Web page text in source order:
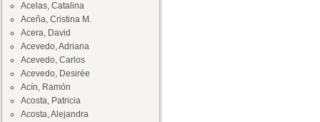
Acelas, Catalina
Aceña, Cristina M.
Acera, David
Acevedo, Adriana
Acevedo, Carlos
Acevedo, Desirée
Acín, Ramón
Acosta, Patricia
Acosta, Alejandra